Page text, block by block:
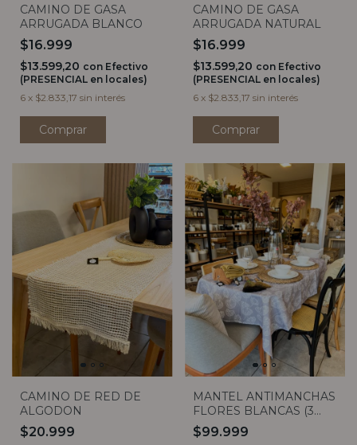
CAMINO DE GASA
ARRUGADA BLANCO
$16.999
$13.599,20 con Efectivo
(PRESENCIAL en locales)
6 x $2.833,17 sin interés
Comprar
CAMINO DE GASA
ARRUGADA NATURAL
$16.999
$13.599,20 con Efectivo
(PRESENCIAL en locales)
6 x $2.833,17 sin interés
Comprar
CAMINO DE RED DE
ALGODON
$20.999
MANTEL ANTIMANCHAS
FLORES BLANCAS (3
MEDIDAS)
$99.999